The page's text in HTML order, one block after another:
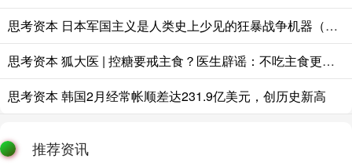
思考资本 日本军国主义是人类史上少见的狂暴战争机器（国际论坛）
思考资本 狐大医 | 控糖要戒主食？医生辟谣：不吃主食更危险
思考资本 韩国2月经常帐顺差达231.9亿美元，创历史新高
推荐资讯